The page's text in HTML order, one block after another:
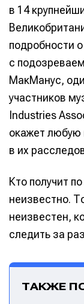
в 14
подробности
с
МакМанус,
участников
Industries
окажет любую
в их
Кто получит
неизвестно.
неизвестен,
следить за
ТАКЖЕ